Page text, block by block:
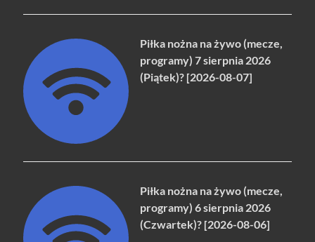
Piłka nożna na żywo (mecze,
programy) 7 sierpnia 2026
(Piątek)? [2026-08-07]
Piłka nożna na żywo (mecze,
programy) 6 sierpnia 2026
(Czwartek)? [2026-08-06]